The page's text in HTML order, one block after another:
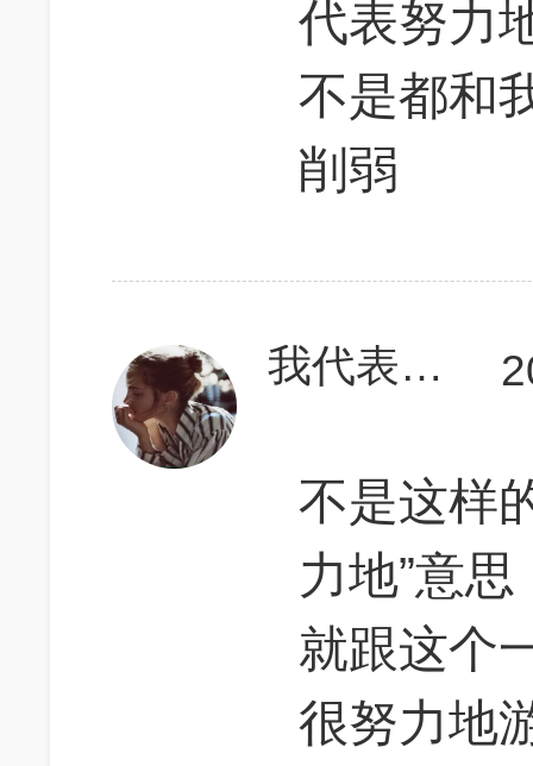
代表努力
不是都和
削弱
我代表沧海
不是这样
力地”意
就跟这个
很努力地